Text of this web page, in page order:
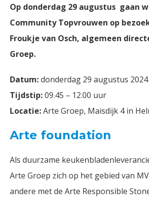
Op donderdag 29 augustus gaan
Community Topvrouwen op
Froukje van Osch, algemeen
Groep.
Datum:donderdag 29 augustus 2024
Tijdstip:09.45 – 12.00 uur
Locatie:Arte Groep, Maisdijk 4 in
Arte foundation
Als duurzame
Arte Groep zich op het gebied van
andere met de Arte Responsible